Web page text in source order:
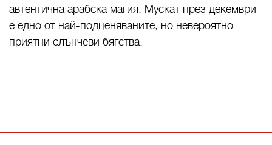
автентична арабска магия. Мускат през декември
е едно от най-подценяваните, но невероятно
приятни слънчеви бягства.